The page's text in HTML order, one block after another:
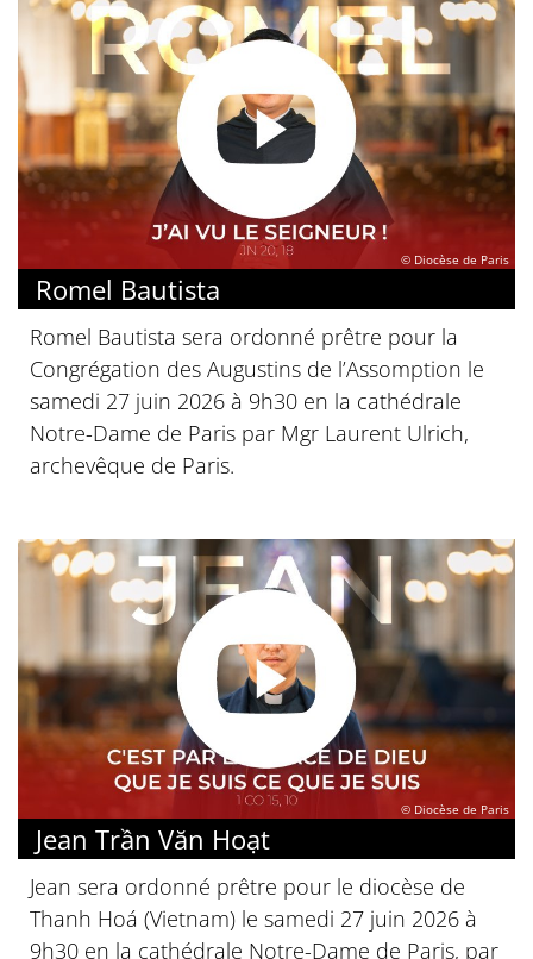
© Diocèse de Paris
Romel Bautista
Romel Bautista sera ordonné prêtre pour la
Congrégation des Augustins de l’Assomption le
samedi 27 juin 2026 à 9h30 en la cathédrale
Notre-Dame de Paris par Mgr Laurent Ulrich,
archevêque de Paris.
© Diocèse de Paris
Jean Trần Văn Hoạt
Jean sera ordonné prêtre pour le diocèse de
Thanh Hoá (Vietnam) le samedi 27 juin 2026 à
9h30 en la cathédrale Notre-Dame de Paris, par